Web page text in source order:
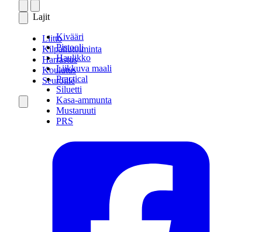
Lajit
Kivääri
Pistooli
Haulikko
Liikkuva maali
Practical
Siluetti
Kasa-ammunta
Mustaruuti
PRS
Liitto
Kilpailutoiminta
Harrastus
Koulutus
Seuroille